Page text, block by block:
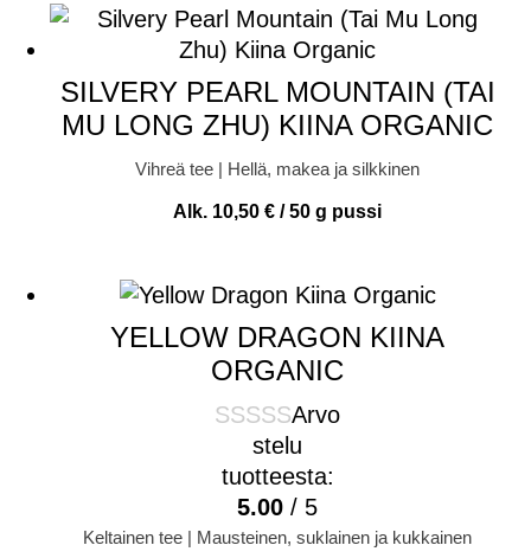
SILVERY PEARL MOUNTAIN (TAI
MU LONG ZHU) KIINA ORGANIC
Vihreä tee | Hellä, makea ja silkkinen
Alk. 10,50 € / 50 g pussi
YELLOW DRAGON KIINA
ORGANIC
Arvo
stelu
tuotteesta:
5.00 / 5
Keltainen tee | Mausteinen, suklainen ja kukkainen